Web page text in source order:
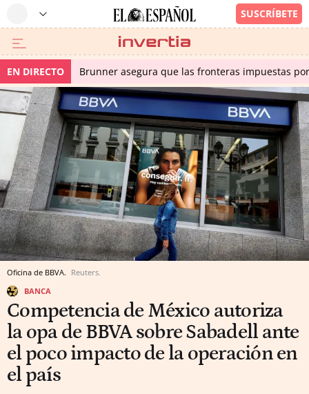
EN DIRECTO Brunner asegura que las fronteras impuestas
Oficina de BBVA. Reuters.
BANCA
Competencia de México autoriza
la opa de BBVA sobre Sabadell ante
el poco impacto de la operación en
el país